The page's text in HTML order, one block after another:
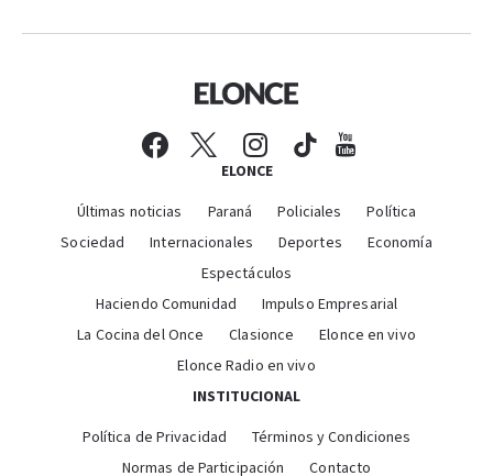
ELONCE
Últimas noticias Paraná Policiales
Política
Sociedad
Internacionales Deportes
Economía
Espectáculos
Haciendo Comunidad
Impulso Empresarial
La Cocina del Once
Clasionce
Elonce en vivo
Elonce Radio en vivo
INSTITUCIONAL
Política de Privacidad
Términos y Condiciones
Normas de Participación
Contacto